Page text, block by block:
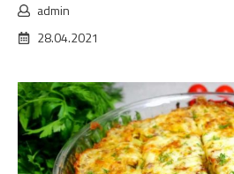
admin
28.04.2021